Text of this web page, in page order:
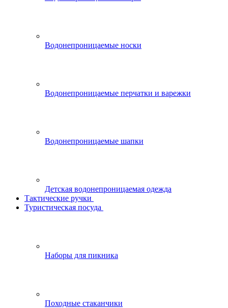
Водонепроницаемые носки
Водонепроницаемые перчатки и варежки
Водонепроницаемые шапки
Детская водонепроницаемая одежда
Тактические ручки
Туристическая посуда
Наборы для пикника
Походные стаканчики